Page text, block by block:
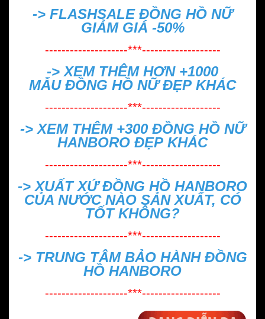
-> FLASHSALE ĐỒNG HỒ NỮ
GIẢM GIÁ -50%
--------------------***-------------------
-> XEM THÊM HƠN +1000
MẪU ĐỒNG HỒ NỮ ĐẸP KHÁC
--------------------***-------------------
-> XEM THÊM +300 ĐỒNG HỒ NỮ
HANBORO ĐẸP KHÁC
--------------------***-------------------
->XUẤT XỨ ĐỒNG HỒ HANBORO
CỦA NƯỚC NÀO SẢN XUẤT, CÓ
TỐT KHÔNG?
--------------------***-------------------
-> TRUNG TÂM BẢO HÀNH ĐỒNG
HỒ HANBORO
--------------------***-------------------